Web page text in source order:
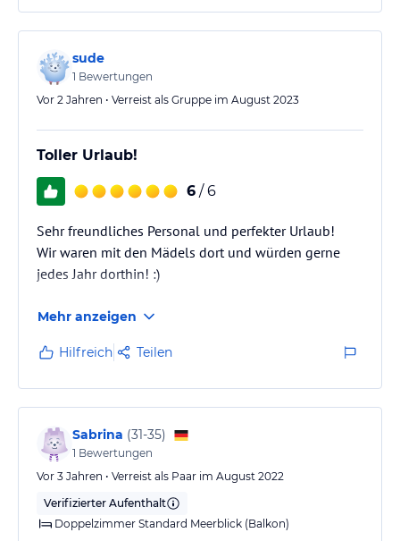
sude
1 Bewertungen
Vor 2 Jahren • Verreist als Gruppe im August 2023
Toller Urlaub!
6 / 6
Sehr freundliches Personal und perfekter Urlaub!
Wir waren mit den Mädels dort und würden gerne
jedes Jahr dorthin! :)
Mehr anzeigen
Hilfreich Teilen
Sabrina (31-35)
1 Bewertungen
Vor 3 Jahren • Verreist als Paar im August 2022
Verifizierter Aufenthalt
Doppelzimmer Standard Meerblick (Balkon)